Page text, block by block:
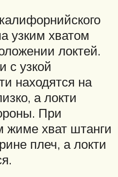
узким хватом
локтей.
с узкой
находятся на
а локти
При
жиме хват штанги
плеч, а локти